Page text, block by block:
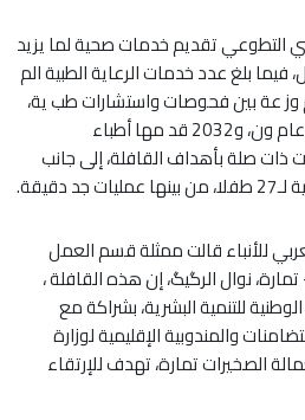
التطوعي تقديم خدمات صحية لما يزيد
فيما بلغ عدد خدمات الرعاية الطبية الم
إليهم حوالي 10434، م وز عة بين فحوصات واستشارات طب ية،
من بينها 3110 قد مها أطباء عام ون، و2032 قد مها أطباء
صلة بأهداف القافلة، إلى جانب
للأنباء قالت ممثلة قسم العمل
نوال الرگيگ، إن هذه القافلة ،
للتنمية البشرية، بشراكة مع
والمندوبية الإقليمية لوزارة
الصخيرات تمارة، تهدف للإرتقاء